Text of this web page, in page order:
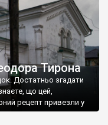
Тирона
Достатньо згадати
що цей,
рецепт привезли у